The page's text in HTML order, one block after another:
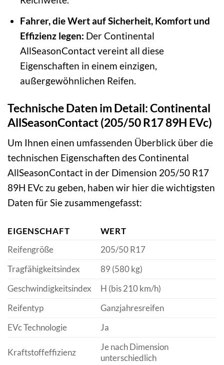
Fahrer, die Wert auf Sicherheit, Komfort und
Effizienz legen: Der Continental
AllSeasonContact vereint all diese
Eigenschaften in einem einzigen,
außergewöhnlichen Reifen.
Technische Daten im Detail: Continental
AllSeasonContact (205/50 R17 89H EVc)
Um Ihnen einen umfassenden Überblick über die
technischen Eigenschaften des Continental
AllSeasonContact in der Dimension 205/50 R17
89H EVc zu geben, haben wir hier die wichtigsten
Daten für Sie zusammengefasst:
EIGENSCHAFT
WERT
Reifengröße
205/50 R17
Tragfähigkeitsindex
89 (580 kg)
Geschwindigkeitsindex
H (bis 210 km/h)
Reifentyp
Ganzjahresreifen
EVc Technologie
Ja
Kraftstoffeffizienz
Je nach Dimension
unterschiedlich